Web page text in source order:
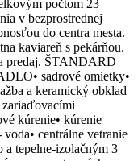
počtom 23
v bezprostrednej
do centra mesta.
kaviareň s pekárňou.
predaj. ŠTANDARD
sadrové omietky•
a keramický obklad
kúrenie• kúrenie
centrálne vetranie
a tepelne-izolačným 3